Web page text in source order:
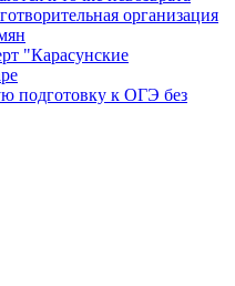
организация
"Карасунские
подготовку к ОГЭ без